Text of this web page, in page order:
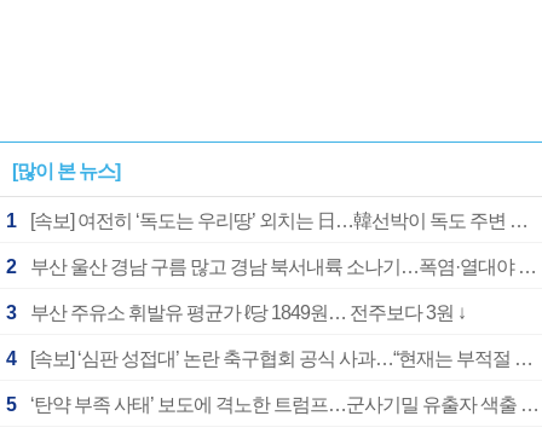
[많이 본 뉴스]
1 [속보] 여전히 ‘독도는 우리땅’ 외치는 日…韓선박이 독도 주변 해양조사 활동하자 반발
2 부산 울산 경남 구름 많고 경남 북서내륙 소나기…폭염·열대야 계속
3 부산 주유소 휘발유 평균가 ℓ당 1849원… 전주보다 3원 ↓
4 [속보] ‘심판 성접대’ 논란 축구협회 공식 사과…“현재는 부적절 행위 없어”
5 ‘탄약 부족 사태’ 보도에 격노한 트럼프…군사기밀 유출자 색출 지시